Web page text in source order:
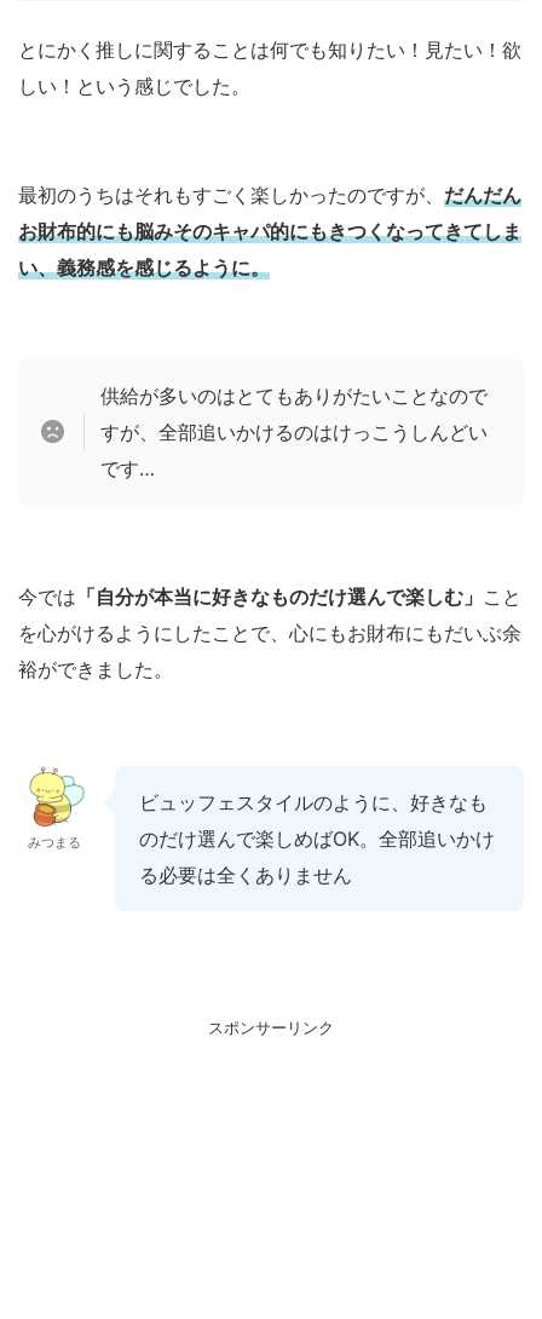
とにかく推しに関することは何でも知りたい！見たい！欲
しい！という感じでした。
最初のうちはそれもすごく楽しかったのですが、 だんだん
お財布的にも脳みそのキャパ的にもきつくなってきてしま
い、義務感を感じるように。
供給が多いのはとてもありがたいことなので
すが、全部追いかけるのはけっこうしんどい
です…
今では 「自分が本当に好きなものだけ選んで楽しむ」 こと
を心がけるようにしたことで、心にもお財布にもだいぶ余
裕ができました。
みつまる
ビュッフェスタイルのように、好きなも
のだけ選んで楽しめばOK。全部追いかけ
る必要は全くありません
スポンサーリンク